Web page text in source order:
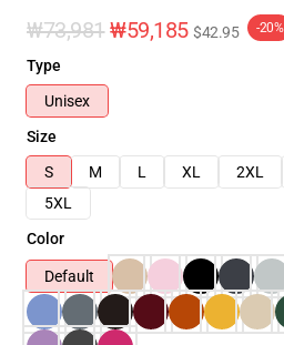
₩73,981 ₩59,185 $42.95 -20%
Type
Unisex
Size
S
M L XL 2XL
5XL
Color
Default